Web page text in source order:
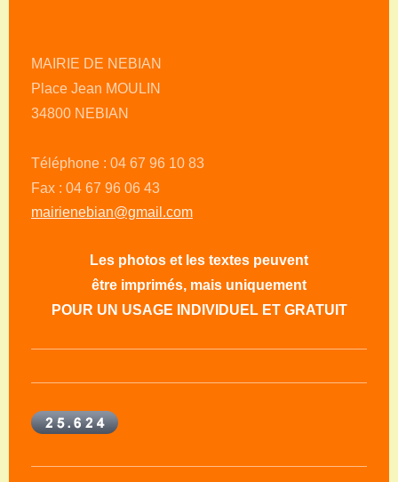
MAIRIE DE NEBIAN
Place Jean MOULIN
34800 NEBIAN
Téléphone : 04 67 96 10 83
Fax : 04 67 96 06 43
mairienebian@gmail.com
Les photos et les textes peuvent
être imprimés, mais uniquement
POUR UN USAGE INDIVIDUEL ET GRATUIT